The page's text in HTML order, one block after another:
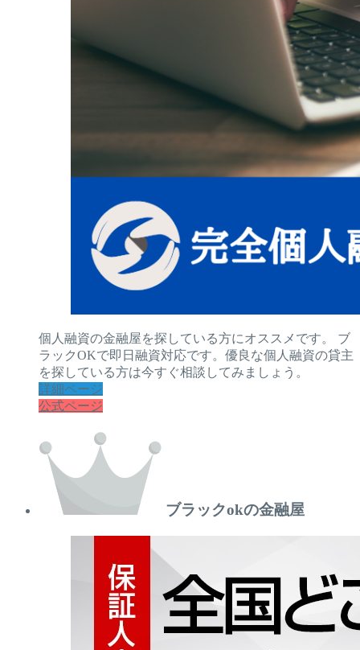
個人融資の金融屋を探している方にオススメです。 ブ
ラックOKで即日融資対応です。優良な個人融資の貸主
を探している方は今すぐ相談してみましょう。
詳細ページ
公式ページ
ブラックokの金融屋